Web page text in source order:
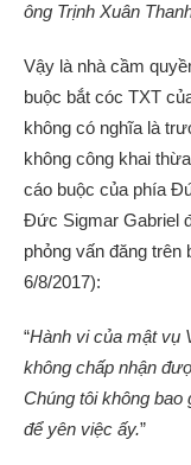
ông Trịnh Xuân
Vậy là nhà cầm
buộc bắt cóc TXT
không có nghĩa là
không công khai
cáo buộc của phía
Đức Sigmar Gabriel
phỏng vấn đăng trên
6/8/2017):
“Hành vi của mật vụ
không chấp nhận
Chúng tôi không bao
để yên việc ấy.”